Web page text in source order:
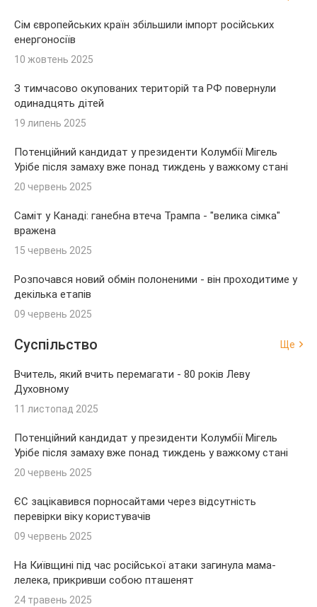
Сім європейських країн збільшили імпорт російських
енергоносіїв
10 жовтень 2025
З тимчасово окупованих територій та РФ повернули
одинадцять дітей
19 липень 2025
Потенційний кандидат у президенти Колумбії Мігель
Урібе після замаху вже понад тиждень у важкому стані
20 червень 2025
Саміт у Канаді: ганебна втеча Трампа - "велика сімка"
вражена
15 червень 2025
Розпочався новий обмін полоненими - він проходитиме у
декілька етапів
09 червень 2025
Суспільство Ще
Вчитель, який вчить перемагати - 80 років Леву
Духовному
11 листопад 2025
Потенційний кандидат у президенти Колумбії Мігель
Урібе після замаху вже понад тиждень у важкому стані
20 червень 2025
ЄС зацікавився порносайтами через відсутність
перевірки віку користувачів
09 червень 2025
На Київщині під час російської атаки загинула мама-
лелека, прикривши собою пташенят
24 травень 2025